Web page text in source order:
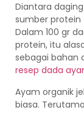
Diantara
sumber
Dalam 100 gr
protein, itu
sebagai bahan
resep dada
Ayam organik
biasa.